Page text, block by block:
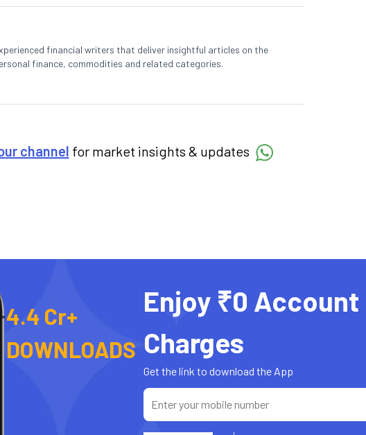
financial writers that deliver insightful articles on the
finance, commodities and related categories.
channel for market insights & updates
4.4 Cr+
DOWNLOADS
Enjoy ₹0 Account
Charges
Get the link to download the App